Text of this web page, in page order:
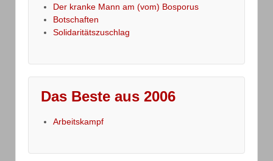
Der kranke Mann am (vom) Bosporus
Botschaften
Solidaritätszuschlag
Das Beste aus 2006
Arbeitskampf